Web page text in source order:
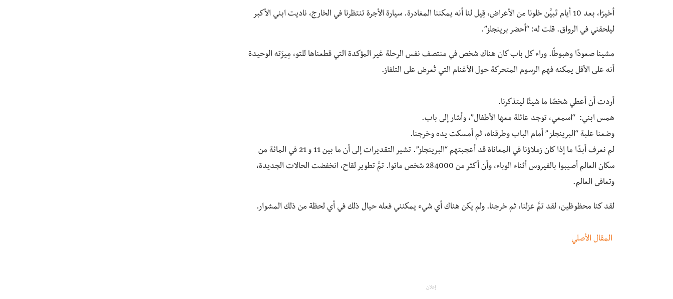
أخيرًا، بعد 10 أيام تَبيَّن خلونا من الأعراض، قِيل لنا أنه يمكننا المغادرة. سيارة الأجرة تنتظرنا في الخارج، ناديت ابني الأكبر
ليلحقني في الرواق. قلت له: “أحضر برينجلز”.
مشينا صعودًا وهبوطًا. وراء كل باب كان هناك شخص في منتصف نفس الرحلة غير المؤكدة التي قطعناها للتو، مِيزَته الوحيدة
أنه على الأقل يمكنه فهم الرسوم المتحركة حول الأغنام التي تُعرض على التلفاز.
أردت أن أعطي شخصًا ما شيئًا ليتذكرنا.
همس ابني: “اسمعي، توجد عائلة معها الأطفال”، وأشار إلى باب.
وضعنا علبة “البرينجلز” أمام الباب وطرقناه، ثم أمسكت يده وخرجنا.
لم نعرف أبدًا ما إذا كان زملاؤنا في المعاناة قد أعجبتهم “البرينجلز”. تشير التقديرات إلى أن ما بين 11 و 21 في المائة من
سكان العالم أصيبوا بالفيروس أثناء الوباء، وأن أكثر من 284000 شخص ماتوا. تمَّ تطوير لقاح، انخفضت الحالات الجديدة،
وتعافى العالم.
لقد كنا محظوظين، لقد تمَّ عزلنا، ثم خرجنا. ولم يكن هناك أي شيء يمكنني فعله حيال ذلك في أي لحظة من ذلك المشوار.
المقال الأصلي
إعلان